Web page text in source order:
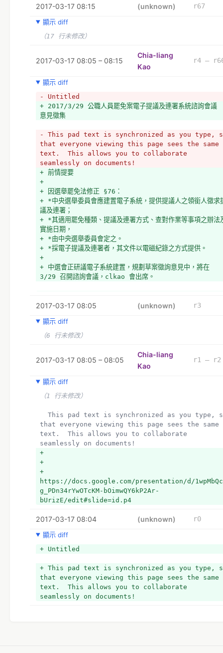
2017-03-17 08:15 (unknown)
r67
顯示 diff
（17 行未修改）
2017-03-17 08:05 – 08:15
Chia-liang
Kao
r4 –
顯示 diff
- Untitled
+ 2017/3/29 公職人員罷免案電子提議及連署系統諮詢會議
意見徵集
- This pad text is synchronized as you type,
that everyone viewing this page sees the same
text.  This allows you to collaborate
seamlessly on documents!
+ 前情提要
+
+ 因選舉罷免法修正 §76：
+ *中央選舉委員會應建置電子系統，提供提議人之領銜人徵求
議及連署；
+ *其適用罷免種類、提議及連署方式、查對作業等事項之辦法
實施日期，
+ *由中央選舉委員會定之。
+ *採電子提議及連署者，其文件以電磁紀錄之方式提供。
+
+ 中選會正研議電子系統建置，規劃草案徵詢意見中，將在
3/29 召開諮詢會議，clkao 會出席。
https://docs.google.com/presentation/d/
g_PDn34rYwOTcKM-bOimwQY6kP2Ar-
+ ˋ
2017-03-17 08:05 (unknown)
r3
顯示 diff
（6 行未修改）
2017-03-17 08:05 – 08:05
Chia-liang
Kao
r1 – r2
顯示 diff
（1 行未修改）
that everyone viewing this page sees the same
text.  This allows you to collaborate
seamlessly on documents!
+
+
+
https://docs.google.com/presentation/d/
g_PDn34rYwOTcKM-bOimwQY6kP2Ar-
bUrizE/edit#slide=id.p4
2017-03-17 08:04 (unknown)
r0
顯示 diff
+ Untitled
+ This pad text is synchronized as you type,
that everyone viewing this page sees the same
text.  This allows you to collaborate
seamlessly on documents!